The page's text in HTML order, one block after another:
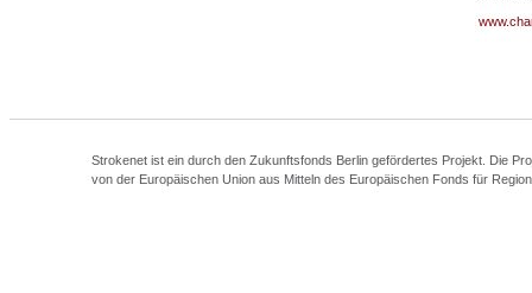
Strokenet ist ein durch den Zukunftsfonds Berlin gefördertes Projekt. Die
von der Europäischen Union aus Mitteln des Europäischen Fonds für